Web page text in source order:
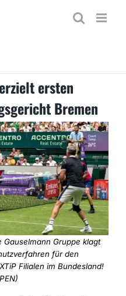
ersten
Bremen
Gauselmann Gruppe klagt
für den
Filialen im Bundesland!